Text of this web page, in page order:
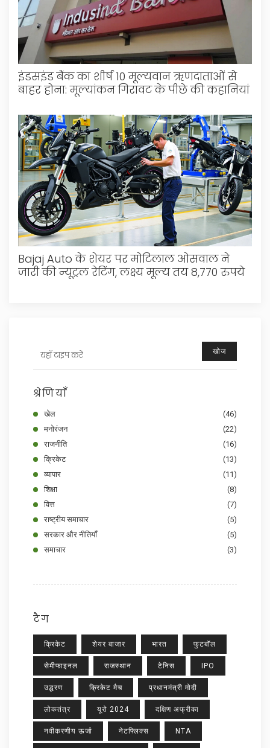
इंडसइंड बैंक का शीर्ष 10 मूल्यवान ऋणदाताओं से
बाहर होना: मूल्यांकन गिरावट के पीछे की कहानियां
Bajaj Auto के शेयर पर मोटिलाल ओसवाल ने
जारी की न्यूट्रल रेटिंग, लक्ष्य मूल्य तय 8,770 रुपये
खोज
श्रेणियाँ
खेल
(46)
मनोरंजन
(22)
राजनीति
(16)
क्रिकेट
(13)
व्यापार
(11)
शिक्षा
(8)
वित्त
(7)
राष्ट्रीय समाचार
(5)
सरकार और नीतियाँ
(5)
समाचार
(3)
टैग
क्रिकेट शेयर बाजार भारत फुटबॉल
सेमीफाइनल राजस्थान टेनिस IPO
उद्धरण क्रिकेट मैच प्रधानमंत्री मोदी
लोकतंत्र यूरो 2024 दक्षिण अफ्रीका
नवीकरणीय ऊर्जा नेटफ्लिक्स NTA